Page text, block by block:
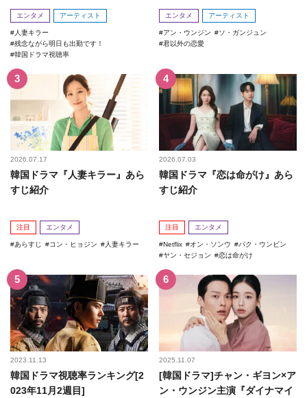
回！
エンタメ アーティスト
人妻キラー
残念ながら明日も出勤です！
韓国ドラマ視聴率
エンタメ アーティスト
アン・ウンジン
ソ・ガンジュン
君以外の恋愛
2026.07.17
韓国ドラマ『人妻キラー』あら
すじ紹介
注目 エンタメ
あらすじ コン・ヒョジン 人妻キラー
2026.07.03
韓国ドラマ『恋は命がけ』あら
すじ紹介
注目 エンタメ
Netflix オン・ソンウ
パク・ウンビン
ヤン・セジョン
恋は命がけ
2023.11.13
韓国ドラマ視聴率ランキング[2
023年11月2週目]
2025.11.07
[韓国ドラマ]チャン・ギヨン×ア
ン・ウンジン主演『ダイナマイ